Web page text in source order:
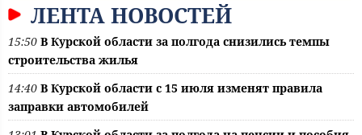
ЛЕНТА НОВОСТЕЙ
15:50 В Курской области за полгода снизились темпы
строительства жилья
14:40 В Курской области с 15 июля изменят правила
заправки автомобилей